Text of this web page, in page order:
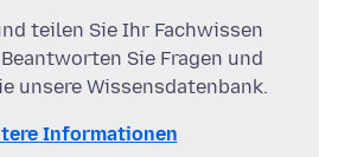
teilen Sie Ihr Fachwissen
Sie Fragen und
unsere Wissensdatenbank.
Informationen